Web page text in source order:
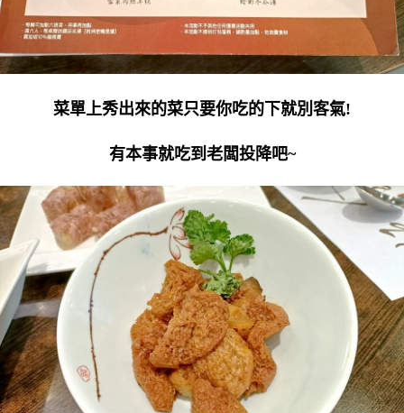
菜單上秀出來的菜只要你吃的下就別客氣!
有本事就吃到老闆投降吧~